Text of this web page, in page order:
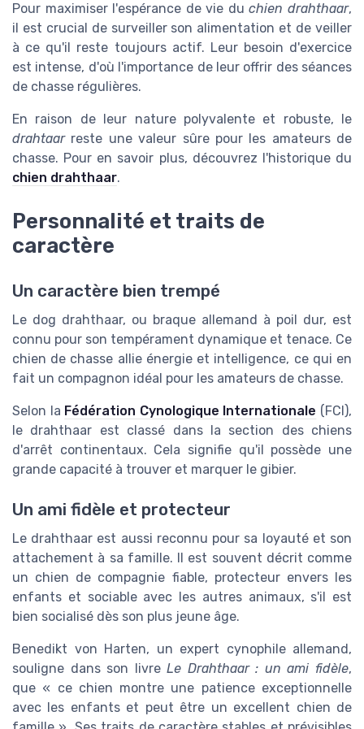
Pour maximiser l'espérance de vie duchien drahthaar,
il est crucial de surveiller son alimentation et de veiller
à ce qu'il reste toujours actif. Leur besoin d'exercice
est intense, d'où l'importance de leur offrir des séances
de chasse régulières.
En raison de leur nature polyvalente et robuste, le
drahtaarreste une valeur sûre pour les amateurs de
chasse. Pour en savoir plus, découvrez l'historique du
chien drahthaar.
Personnalité et traits de
caractère
Un caractère bien trempé
Le dog drahthaar, ou braque allemand à poil dur, est
connu pour son tempérament dynamique et tenace. Ce
chien de chasse allie énergie et intelligence, ce qui en
fait un compagnon idéal pour les amateurs de chasse.
Selon la Fédération Cynologique Internationale (FCI),
le drahthaar est classé dans la section des chiens
d'arrêt continentaux. Cela signifie qu'il possède une
grande capacité à trouver et marquer le gibier.
Un ami fidèle et protecteur
Le drahthaar est aussi reconnu pour sa loyauté et son
attachement à sa famille. Il est souvent décrit comme
un chien de compagnie fiable, protecteur envers les
enfants et sociable avec les autres animaux, s'il est
bien socialisé dès son plus jeune âge.
Benedikt von Harten, un expert cynophile allemand,
souligne dans son livreLe Drahthaar : un ami fidèle,
que « ce chien montre une patience exceptionnelle
avec les enfants et peut être un excellent chien de